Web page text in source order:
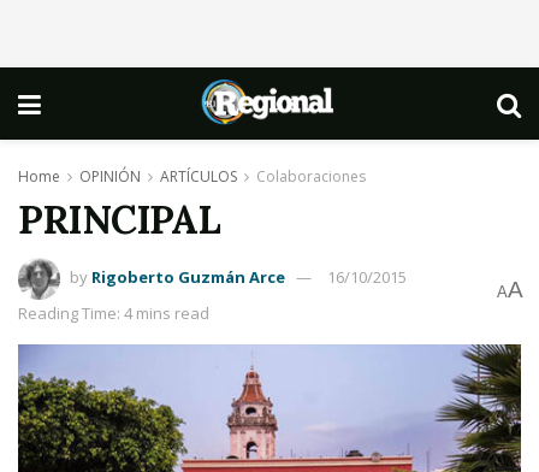
Home OPINIÓN ARTÍCULOS Colaboraciones
PRINCIPAL
by Rigoberto Guzmán Arce
16/10/2015
Reading Time: 4 mins read
AA